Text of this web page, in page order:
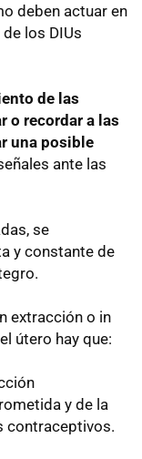
deben actuar en
los DIUs
de las
o recordar a las
una posible
ante las
se
y constante de
extracción o in
útero hay que:
y de la
contraceptivos.